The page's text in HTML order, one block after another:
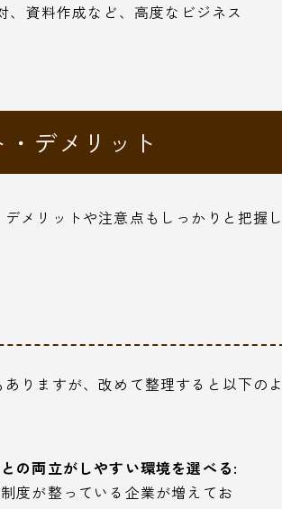
資料作成など、高度なビジネス
デメリット
メリットや注意点もしっかりと把握し
りますが、改めて整理すると以下のよ
の両立がしやすい環境を選べる:
度が整っている企業が増えてお